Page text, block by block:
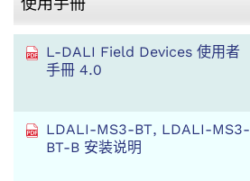
L-DALI Field Devices 使用者
手冊 4.0
LDALI-MS3-BT, LDALI-MS3-
BT-B 安装说明